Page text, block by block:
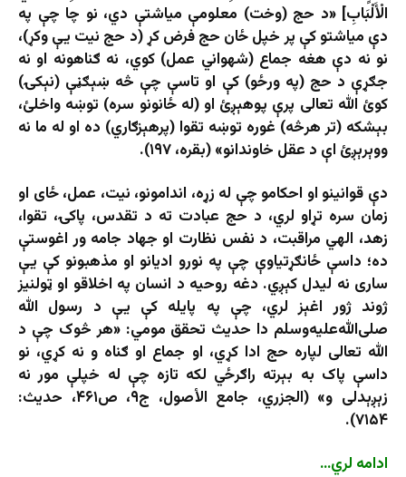
الْأَلْبَابِ] «د حج (وخت) معلومې میاشتې دي، نو چا چې په
دې میاشتو کې پر خپل ځان حج فرض کړ (د حج نیت یې وکړ)،
نو نه دې هغه جماع (شهواني عمل) کوي، نه ګناهونه او نه
جګړې د حج (په ورځو) کې او تاسې چې څه ښېګڼې (نېکۍ)
کوئ الله تعالی پرې پوهېږئ او (له ځانونو سره) توښه واخلئ،
بېشکه (تر هرڅه) غوره توښه تقوا (پرهېزګاري) ده او له ما نه
ووېرېږئ اې د عقل خاوندانو» (بقره، ۱۹۷).
دې قوانینو او احکامو چې له زړه، اندامونو، نیت، عمل، ځای او
زمان سره تړاو لري، د حج عبادت ته د تقدس، پاکۍ، تقوا،
زهد، الهي مراقبت، د نفس نظارت او جهاد جامه ور اغوستې
ده؛ داسې ځانګړتیاوې چې په نورو ادیانو او مذهبونو کې یې
ساری نه لیدل کېږي. دغه روحیه د انسان په اخلاقو او ټولنیز
ژوند ژور اغېز لري، چې په پایله کې یې د رسول الله
صلی‌الله‌علیه‌وسلم دا حدیث تحقق مومي: «هر څوک چې د
الله تعالی لپاره حج ادا کړي، او جماع او ګناه و نه کړي، نو
داسې پاک به بېرته راګرځي لکه تازه چې له خپلې مور نه
زېږېدلی و» (الجزري، جامع الأصول، ج۹، ص۴۶۱، حدیث:
۷۱۵۴).
ادامه لري…